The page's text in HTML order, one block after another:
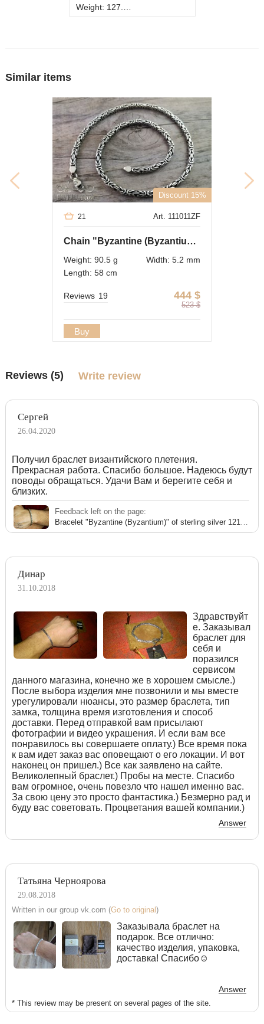
Similar items
Discount 15%
Art. 111011ZF
21
Chain "Byzantine (Byzantium)" of silver for men
Weight: 90.5 g
Width: 5.2 mm
Length: 58 cm
444 $
523 $
Reviews 19
Buy
Reviews (5) Write review
Сергей
26.04.2020
Получил браслет византийского плетения.
Прекрасная работа. Спасибо большое. Надеюсь будут
поводы обращаться. Удачи Вам и берегите себя и
близких.
Feedback left on the page:
Динар
31.10.2018
Здравствуйт
е. Заказывал
браслет для
себя и
поразился
сервисом
данного магазина, конечно же в хорошем смысле.)
После выбора изделия мне позвонили и мы вместе
урегулировали нюансы, это размер браслета, тип
замка, толщина время изготовления и способ
доставки. Перед отправкой вам присылают
фотографии и видео украшения. И если вам все
понравилось вы совершаете оплату.) Все время пока
к вам идет заказ вас оповещают о его локации. И вот
наконец он пришел.) Все как заявлено на сайте.
Великолепный браслет.) Пробы на месте. Спасибо
вам огромное, очень повезло что нашел именно вас.
За свою цену это просто фантастика.) Безмерно рад и
буду вас советовать. Процветания вашей компании.)
Answer
Татьяна Черноярова
29.08.2018
Written in our group vk.com (Go to original )
Заказывала браслет на
подарок. Все отлично:
качество изделия, упаковка,
доставка! Спасибо☺
Answer
* This review may be present on several pages of the site.